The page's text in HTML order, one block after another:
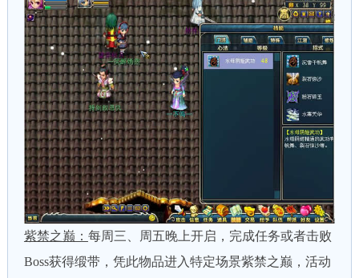
紫禁之巅： 每周三、周五晚上开启，完成任务或者击败
Boss获得缎带，凭此物品进入特定场景紫禁之巅，活动